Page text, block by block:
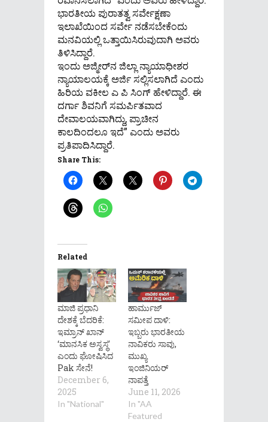
ಭಾರತೀಯ ಪುರಾತತ್ವ ಸರ್ವೇಕ್ಷಣಾ
ಇಲಾಖೆಯಿಂದ ಸರ್ವೇ ನಡೆಸಬೇಕೆಂದು
ಮನವಿಯಲ್ಲಿ ಒತ್ತಾಯಿಸಿರುವುದಾಗಿ ಅವರು
ತಿಳಿಸಿದ್ದಾರೆ.
ಇಂದು ಅಜ್ಮೀರ್‌ನ ಜಿಲ್ಲಾ ನ್ಯಾಯಾಧೀಶರ
ನ್ಯಾಯಾಲಯಕ್ಕೆ ಅರ್ಜಿ ಸಲ್ಲಿಸಲಾಗಿದೆ ಎಂದು
ಹಿರಿಯ ವಕೀಲ ಎ ಪಿ ಸಿಂಗ್ ಹೇಳಿದ್ದಾರೆ. ಈ
ದರ್ಗಾ ಶಿವನಿಗೆ ಸಮರ್ಪಿತವಾದ
ದೇವಾಲಯವಾಗಿದ್ದು, ಪ್ರಾಚೀನ
ಕಾಲದಿಂದಲೂ ಇದೆ” ಎಂದು ಅವರು
ಪ್ರತಿಪಾದಿಸಿದ್ದಾರೆ.
Share This:
Related
ಮಾಜಿ ಪ್ರಧಾನಿ
ದೇಶಕ್ಕೆ ಬೆದರಿಕೆ:
ಇಮ್ರಾನ್ ಖಾನ್
‘ಮಾನಸಿಕ ಅಸ್ವಸ್ಥ’
ಎಂದು ಘೋಷಿಸಿದ
Pak ಸೇನೆ!
December 6,
2025
In "National"
ಹಾರ್ಮುಜ್
ಸಮೀಪ ದಾಳಿ:
ಇಬ್ಬರು ಭಾರತೀಯ
ನಾವಿಕರು ಸಾವು,
ಮುಖ್ಯ
ಇಂಜಿನಿಯರ್
ನಾಪತ್ತೆ
June 11, 2026
In "AA
Featured